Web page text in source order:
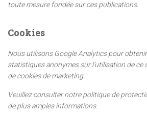
:
toute mesure fondée sur ces publications.
Cookies
Nous utilisons Google Analytics pour
statistiques anonymes sur l’utilisation de ce
de cookies de marketing.
Veuillez consulter notre politique de
de plus amples informations.